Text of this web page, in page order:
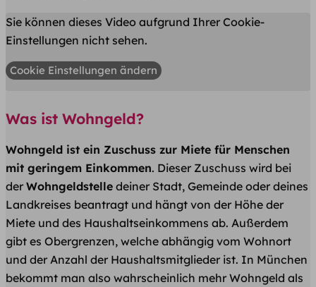
Sie können dieses Video aufgrund Ihrer Cookie-
Einstellungen nicht sehen.
Cookie Einstellungen ändern
Was ist Wohngeld?
Wohngeld ist ein Zuschuss zur Miete für Menschen
mit geringem Einkommen. Dieser Zuschuss wird bei
der Wohngeldstelle deiner Stadt, Gemeinde oder deines
Landkreises beantragt und hängt von der Höhe der
Miete und des Haushaltseinkommens ab. Außerdem
gibt es Obergrenzen, welche abhängig vom Wohnort
und der Anzahl der Haushaltsmitglieder ist. In München
bekommt man also wahrscheinlich mehr Wohngeld als